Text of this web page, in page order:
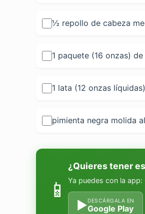
½ repollo de cabeza
1 paquete (16 onzas)
1 lata (12 onzas
pimienta negra molida
📱
¿Quieres tener
Ya puedes con la
▶DESCÁRGALA EN
Google Play